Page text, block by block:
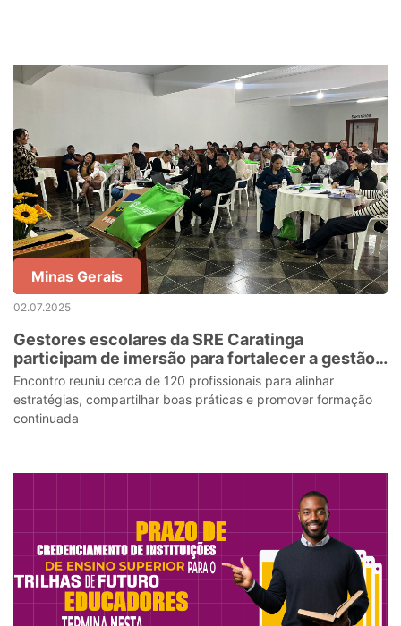
Minas Gerais
02.07.2025
Gestores escolares da SRE Caratinga
participam de imersão para fortalecer a gestão
educacional
Encontro reuniu cerca de 120 profissionais para alinhar
estratégias, compartilhar boas práticas e promover formação
continuada